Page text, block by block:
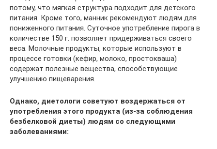
потому, что мягкая структура подходит для детского
питания. Кроме того, манник рекомендуют людям для
пониженного питания. Суточное употребление пирога в
количестве 150 г. позволяет придерживаться своего
веса. Молочные продукты, которые используют в
процессе готовки (кефир, молоко, простокваша)
содержат полезные вещества, способствующие
улучшению пищеварения.
Однако, диетологи советуют воздержаться от
употребления этого продукта (из-за соблюдения
безбелковой диеты) людям со следующими
заболеваниями: